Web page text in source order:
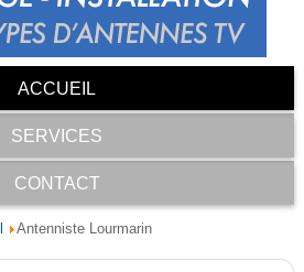
ACCUEIL
SERVICES
CONTACT
Antenniste Lourmarin